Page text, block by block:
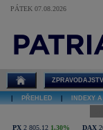
PÁTEK 07.08.2026
Sonel online
ZPRAVODAJSTVÍ
PŘEHLED INDEXY
PX 2 805,12 1,30% DAX